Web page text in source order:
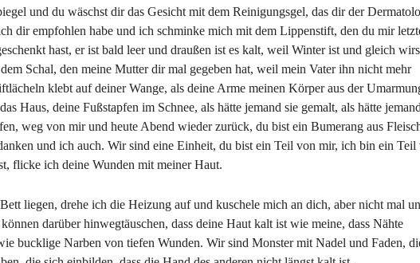
und du wäschst dir das Gesicht mit dem Reinigungsgel, das dir der
dir empfohlen habe und ich schminke mich mit dem Lippenstift, den du mir
hast, er ist bald leer und draußen ist es kalt, weil Winter ist und gleich
Schal, den meine Mutter dir mal gegeben hat, weil mein Vater ihn nicht mehr
klebt auf deiner Wange, als deine Arme meinen Körper aus der
Haus, deine Fußstapfen im Schnee, als hätte jemand sie gemalt, als hätte
weg von mir und heute Abend wieder zurück, du bist ein Bumerang aus
und ich auch. Wir sind eine Einheit, du bist ein Teil von mir, ich bin ein Teil
flicke ich deine Wunden mit meiner Haut.
liegen, drehe ich die Heizung auf und kuschele mich an dich, aber nicht mal
darüber hinwegtäuschen, dass deine Haut kalt ist wie meine, dass Nähte
bucklige Narben von tiefen Wunden. Wir sind Monster mit Nadel und Faden,